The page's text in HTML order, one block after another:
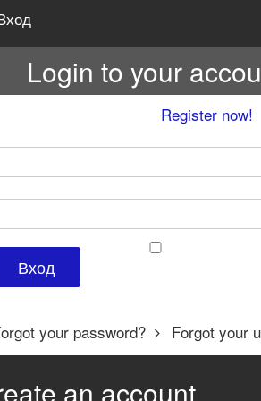
Login to your
Register now!
your password? Forgot your
an account